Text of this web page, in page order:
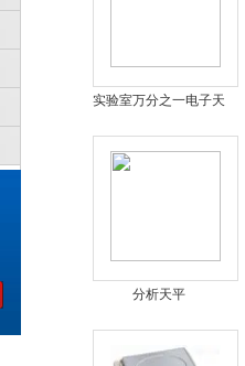
实验室万分之一电子天
分析天平